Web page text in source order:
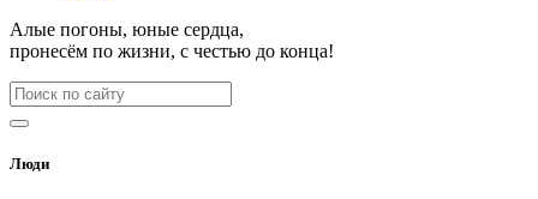
Алые погоны, юные сердца,
пронесём по жизни, с честью до конца!
Люди